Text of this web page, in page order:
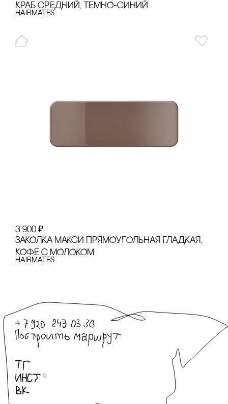
КРАБ сРЕДНИЙ, ТЕМНО-сИНИЙ
Hairmates
3 900 ₽
ЗАКОЛКА МАКсИ ПРЯМОУГОЛЬНАЯ ГЛАДКАЯ,
КОФЕ с МОЛОКОМ
Hairmates